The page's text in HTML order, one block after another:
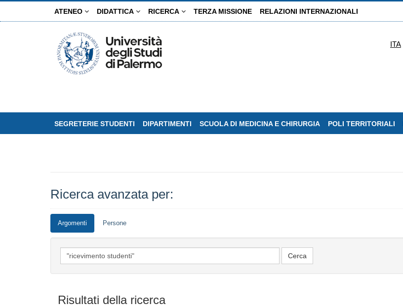
ATENEO DIDATTICA RICERCA TERZA MISSIONE RELAZIONI INTERNAZIONALI
ITA
SEGRETERIE STUDENTI DIPARTIMENTI SCUOLA DI MEDICINA E CHIRURGIA POLI TERRITORIALI
Ricerca avanzata per:
Argomenti Persone
Risultati della ricerca